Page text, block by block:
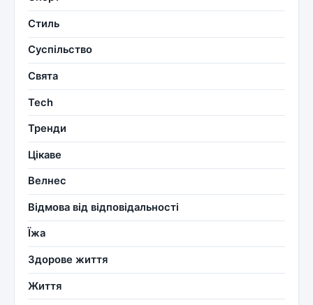
Стиль
Суспільство
Свята
Tech
Тренди
Цікаве
Велнес
Відмова від відповідальності
Їжа
Здорове життя
Життя